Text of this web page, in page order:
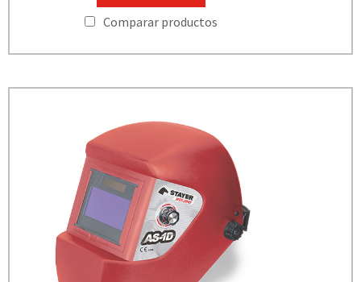
Comparar productos